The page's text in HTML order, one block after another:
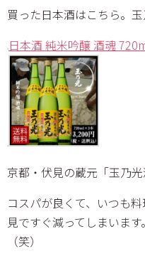
買った日本酒はこちら。
日本酒 純米吟醸 酒魂
京都・伏見の蔵元「玉乃光
コスパが良くて、いつも
見ですぐ減ってしまいま
（笑）